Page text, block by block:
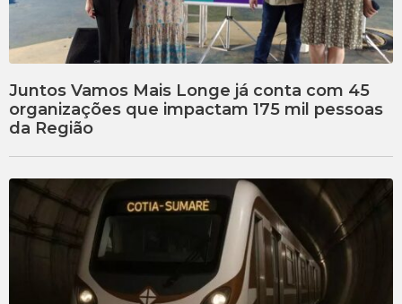
Juntos Vamos Mais Longe já conta com 45
organizações que impactam 175 mil pessoas
da Região